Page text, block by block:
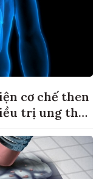
cơ chế then
trị ung thư